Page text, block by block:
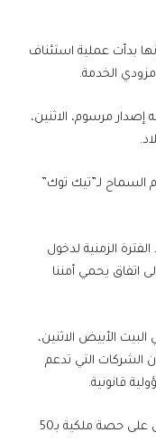
بدأت عملية استئناف
الخدمة.
إصدار مرسوم، الاثنين،
السماح لـ”تيك توك”
الزمنية لدخول
اتفاق يحمي أمننا
الأبيض الاثنين،
الشركات التي تدعم
قانونية.
وأشار إلى رغبة الولايات المتحدة في الحصول على حصة ملكية بـ50